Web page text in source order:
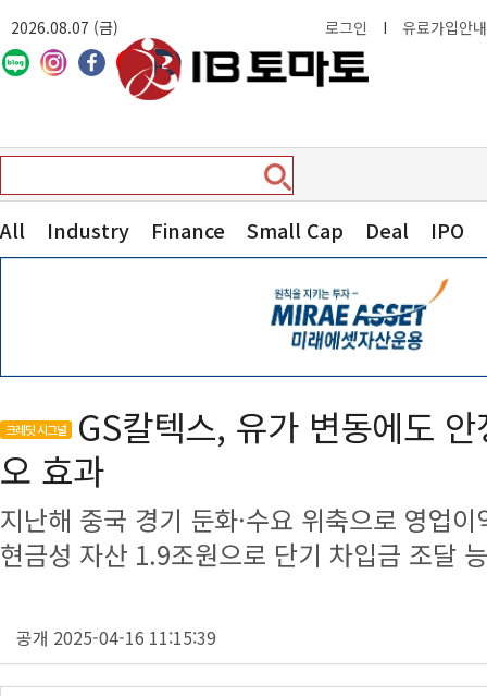
2026.08.07 (금) 로그인 I 유료가입안내
All Industry Finance Small Cap Deal IPO
크레딧 시그널
GS칼텍스, 유가 변동에도
오 효과
지난해 중국 경기 둔화·수요 위축으로 영업
현금성 자산 1.9조원으로 단기 차입금 조달
공개 2025-04-16 11:15:39